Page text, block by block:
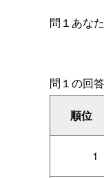
問１あな
順位
問１の回
1